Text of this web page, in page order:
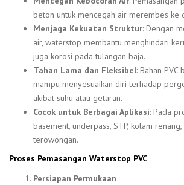
beton untuk mencegah air merembes ke
Menjaga Kekuatan Struktur: Dengan
air, waterstop membantu menghindari
juga korosi pada tulangan baja.
Tahan Lama dan Fleksibel: Bahan
mampu menyesuaikan diri terhadap
akibat suhu atau getaran.
Cocok untuk Berbagai Aplikasi: Pada
basement, underpass, STP, kolam
terowongan.
Proses Pemasangan Waterstop PVC
Persiapan Permukaan